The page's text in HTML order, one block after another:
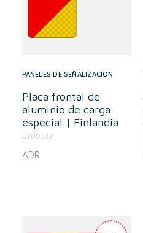
PANELES DE SEÑALIZACIÓN
Placa frontal de
aluminio de carga
especial | Finlandia
DY00583
ADR